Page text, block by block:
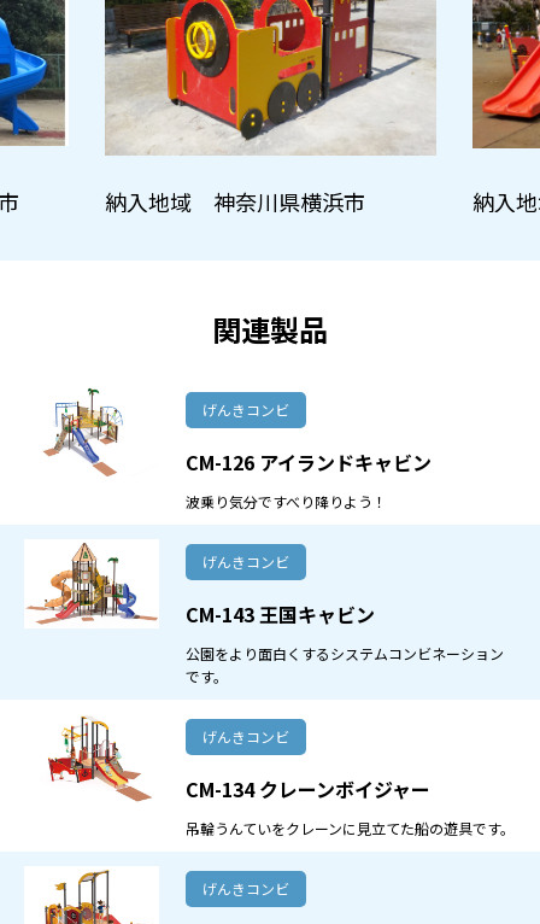
納入地域 神奈川県横浜市 納入
関連製品
げんきコンビ
CM-126 アイランドキャビン
波乗り気分ですべり降りよう！
げんきコンビ
CM-143 王国キャビン
公園をより面白くするシステムコンビネーション
です。
げんきコンビ
CM-134 クレーンボイジャー
吊輪うんていをクレーンに見立てた船の遊具です。
げんきコンビ